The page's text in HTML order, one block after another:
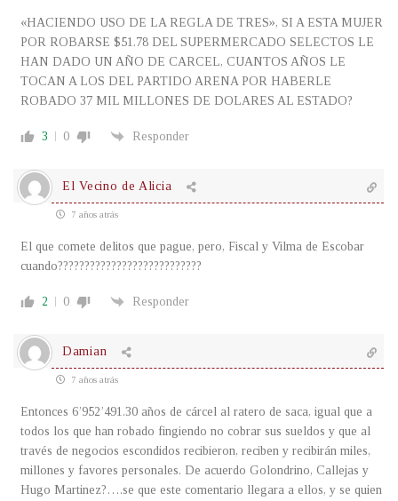
«HACIENDO USO DE LA REGLA DE TRES», SI A ESTA MUJER
POR ROBARSE $51.78 DEL SUPERMERCADO SELECTOS LE
HAN DADO UN AÑO DE CARCEL, CUANTOS AÑOS LE
TOCAN A LOS DEL PARTIDO ARENA POR HABERLE
ROBADO 37 MIL MILLONES DE DOLARES AL ESTADO?
3 0 Responder
El Vecino de Alicia
7 años atrás
El que comete delitos que pague, pero, Fiscal y Vilma de Escobar
cuando???????????????????????????
2 0 Responder
Damian
7 años atrás
Entonces 6’952’491.30 años de cárcel al ratero de saca, igual que a
todos los que han robado fingiendo no cobrar sus sueldos y que al
través de negocios escondidos recibieron, reciben y recibirán miles,
millones y favores personales. De acuerdo Golondrino, Callejas y
Hugo Martinez?….se que este comentario llegara a ellos, y se quien